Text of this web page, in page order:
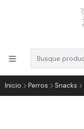
Inicio Perros Snacks